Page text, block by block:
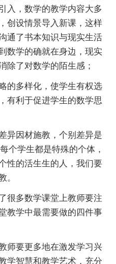
入，数学的教学内容大多
创设情景导入新课，这样
通了书本知识与现实生活
数学的确就在身边，现实
除了对数学的陌生感；
多样化，使学生有权选
有利于促进学生的数学思
因材施教，个别差异是
个学生都是特殊的个体，
性的活生生的人，我们要
。
多数学课堂上教师要注
教学中最需要做的四件事
要更多地在激发学习兴
学智慧和教学艺术，充分